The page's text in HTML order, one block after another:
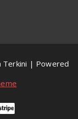
Terkini | Powered